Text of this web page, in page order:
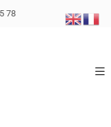
78